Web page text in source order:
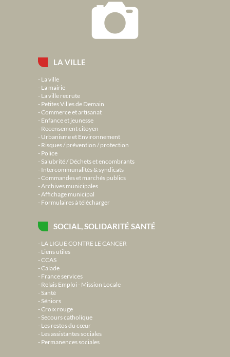
LA VILLE
La ville
La mairie
La ville recrute
Petites Villes de Demain
Commerce et artisanat
Enfance et jeunesse
Recensement citoyen
Urbanisme et Environnement
Risques / prévention / protection
Police
Salubrité / Déchets et encombrants
Intercommunalités & syndicats
Commandes et marchés publics
Archives municipales
Affichage municipal
Formulaires à télécharger
SOCIAL, SOLIDARITÉ SANTÉ
LA LIGUE CONTRE LE CANCER
Liens utiles
CCAS
Calade
France services
Relais Emploi - Mission Locale
Santé
Séniors
Croix rouge
Secours catholique
Les restos du cœur
Les assistantes sociales
Permanences sociales